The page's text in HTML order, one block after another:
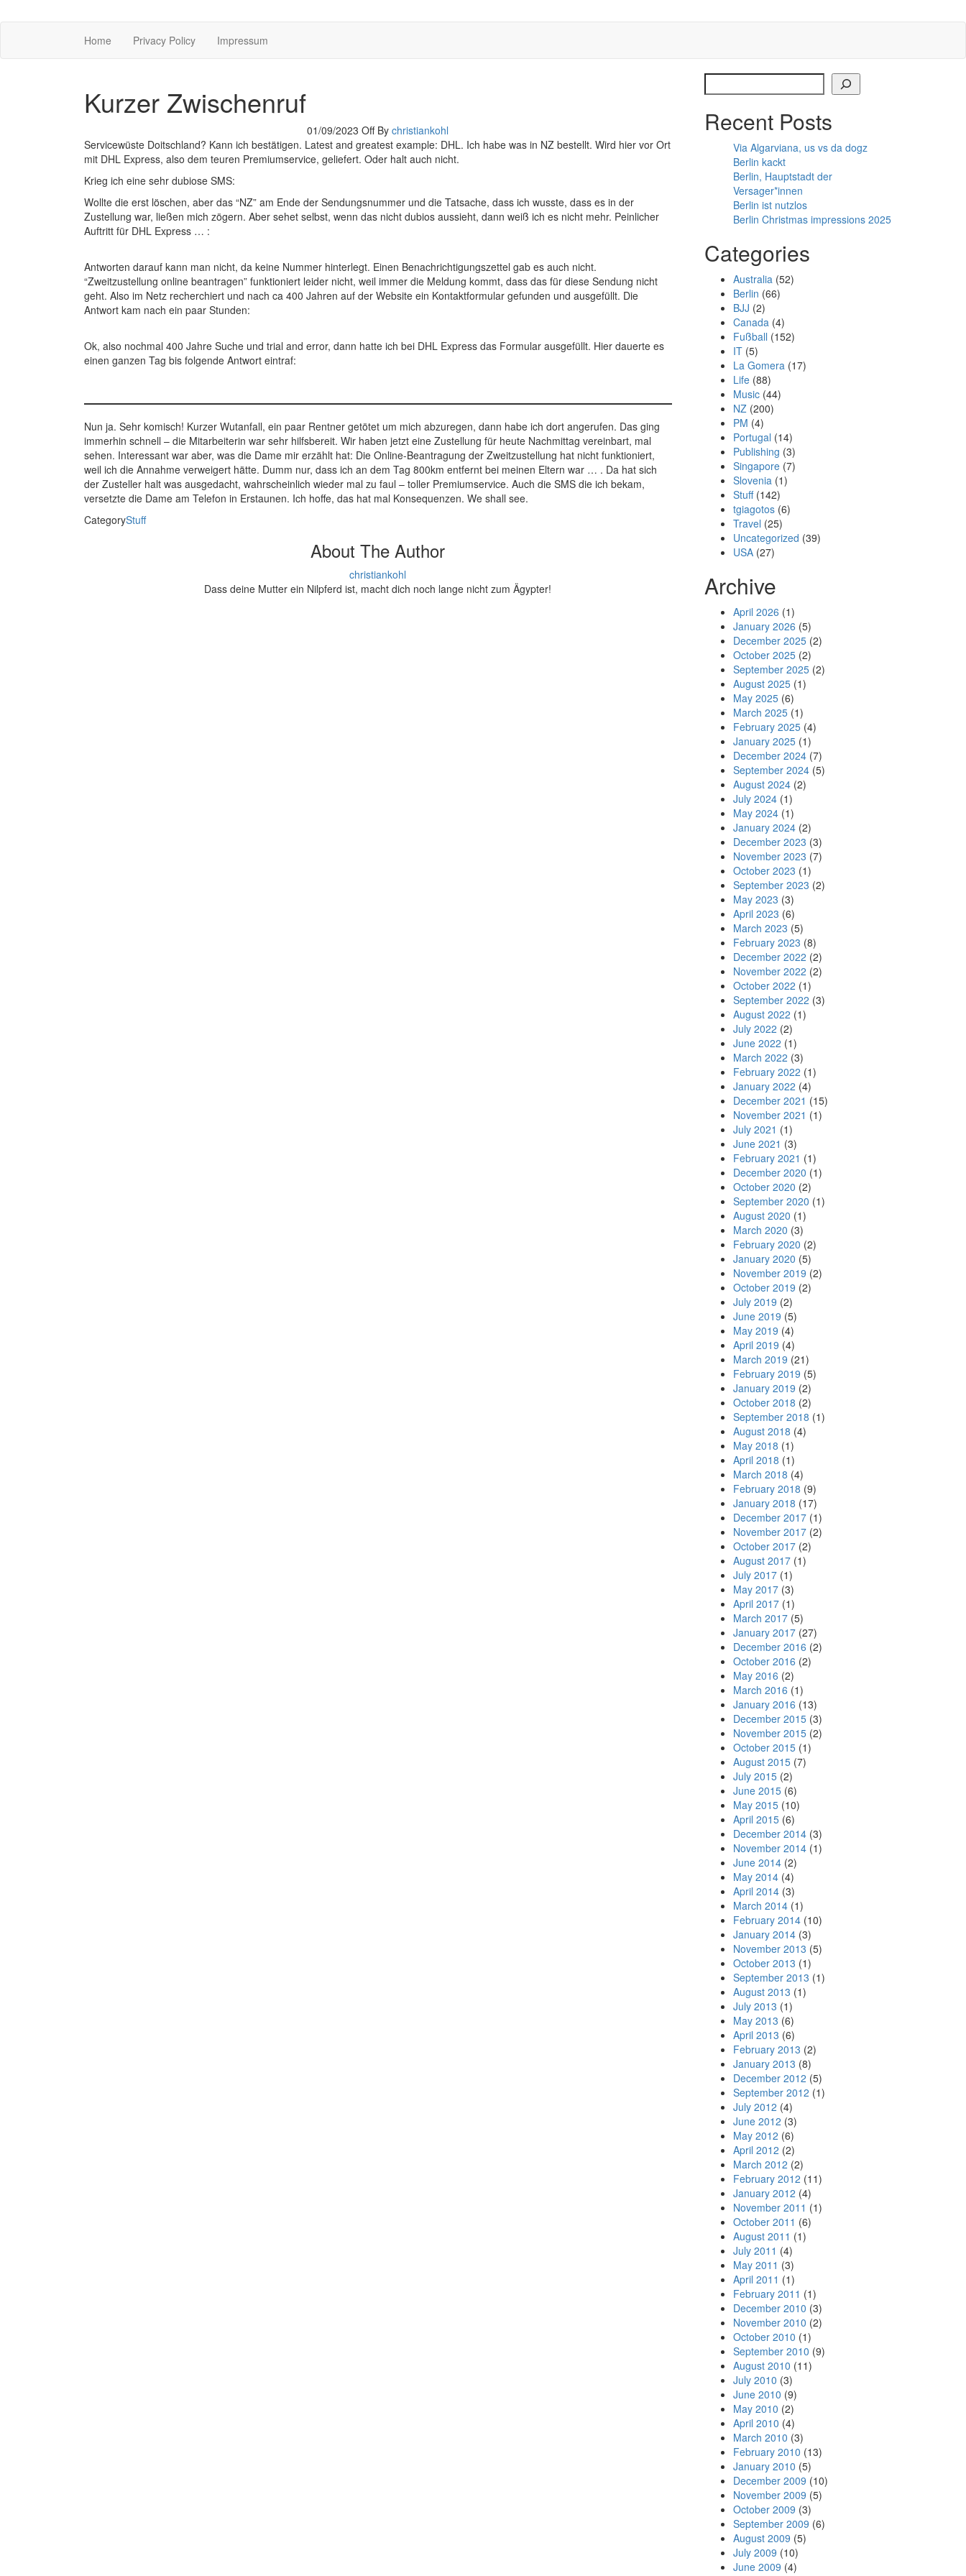
Home Privacy Policy Impressum
Kurzer Zwischenruf
01/09/2023Off By christiankohl
Servicewüste Doitschland? Kann ich bestätigen. Latest and greatest example: DHL. Ich habe was in NZ bestellt. Wird hier vor Ort
mit DHL Express, also dem teuren Premiumservice, geliefert. Oder halt auch nicht.
Krieg ich eine sehr dubiose SMS:
Wollte die erst löschen, aber das “NZ” am Ende der Sendungsnummer und die Tatsache, dass ich wusste, dass es in der
Zustellung war, ließen mich zögern. Aber sehet selbst, wenn das nicht dubios aussieht, dann weiß ich es nicht mehr. Peinlicher
Auftritt für DHL Express … :
Antworten darauf kann man nicht, da keine Nummer hinterlegt. Einen Benachrichtigungszettel gab es auch nicht.
“Zweitzustellung online beantragen” funktioniert leider nicht, weil immer die Meldung kommt, dass das für diese Sendung nicht
geht. Also im Netz recherchiert und nach ca 400 Jahren auf der Website ein Kontaktformular gefunden und ausgefüllt. Die
Antwort kam nach ein paar Stunden:
Ok, also nochmal 400 Jahre Suche und trial and error, dann hatte ich bei DHL Express das Formular ausgefüllt. Hier dauerte es
einen ganzen Tag bis folgende Antwort eintraf:
Nun ja. Sehr komisch! Kurzer Wutanfall, ein paar Rentner getötet um mich abzuregen, dann habe ich dort angerufen. Das ging
immerhin schnell – die Mitarbeiterin war sehr hilfsbereit. Wir haben jetzt eine Zustellung für heute Nachmittag vereinbart, mal
sehen. Interessant war aber, was die Dame mir erzählt hat: Die Online-Beantragung der Zweitzustellung hat nicht funktioniert,
weil ich die Annahme verweigert hätte. Dumm nur, dass ich an dem Tag 800km entfernt bei meinen Eltern war … . Da hat sich
der Zusteller halt was ausgedacht, wahrscheinlich wieder mal zu faul – toller Premiumservice. Auch die SMS die ich bekam,
versetzte die Dame am Telefon in Erstaunen. Ich hoffe, das hat mal Konsequenzen. We shall see.
CategoryStuff
About The Author
christiankohl
Dass deine Mutter ein Nilpferd ist, macht dich noch lange nicht zum Ägypter!
Recent Posts
Via Algarviana, us vs da dogz
Berlin kackt
Berlin, Hauptstadt der
Versager*innen
Berlin ist nutzlos
Berlin Christmas impressions 2025
Categories
Australia(52)
Berlin (66)
BJJ (2)
Canada(4)
Fußball (152)
IT(5)
La Gomera(17)
Life(88)
Music(44)
NZ(200)
PM (4)
Portugal (14)
Publishing (3)
Singapore(7)
Slovenia(1)
Stuff(142)
tgiagotos(6)
Travel (25)
Uncategorized (39)
USA(27)
Archive
April 2026 (1)
January 2026 (5)
December 2025(2)
October 2025(2)
September 2025(2)
August 2025(1)
May 2025(6)
March 2025(1)
February 2025(4)
January 2025(1)
December 2024(7)
September 2024(5)
August 2024(2)
July 2024(1)
May 2024(1)
January 2024(2)
December 2023 (3)
November 2023 (7)
October 2023 (1)
September 2023 (2)
May 2023 (3)
April 2023 (6)
March 2023 (5)
February 2023 (8)
December 2022 (2)
November 2022 (2)
October 2022 (1)
September 2022 (3)
August 2022 (1)
July 2022 (2)
June 2022 (1)
March 2022 (3)
February 2022 (1)
January 2022 (4)
December 2021 (15)
November 2021 (1)
July 2021 (1)
June 2021 (3)
February 2021 (1)
December 2020 (1)
October 2020 (2)
September 2020 (1)
August 2020 (1)
March 2020 (3)
February 2020 (2)
January 2020 (5)
November 2019 (2)
October 2019 (2)
July 2019 (2)
June 2019 (5)
May 2019 (4)
April 2019 (4)
March 2019 (21)
February 2019 (5)
January 2019 (2)
October 2018 (2)
September 2018 (1)
August 2018 (4)
May 2018 (1)
April 2018 (1)
March 2018 (4)
February 2018 (9)
January 2018 (17)
December 2017(1)
November 2017(2)
October 2017(2)
August 2017(1)
July 2017(1)
May 2017(3)
April 2017(1)
March 2017(5)
January 2017(27)
December 2016 (2)
October 2016 (2)
May 2016 (2)
March 2016 (1)
January 2016 (13)
December 2015(3)
November 2015(2)
October 2015(1)
August 2015(7)
July 2015(2)
June 2015(6)
May 2015(10)
April 2015(6)
December 2014(3)
November 2014(1)
June 2014(2)
May 2014(4)
April 2014(3)
March 2014(1)
February 2014(10)
January 2014(3)
November 2013 (5)
October 2013 (1)
September 2013 (1)
August 2013 (1)
July 2013 (1)
May 2013 (6)
April 2013 (6)
February 2013 (2)
January 2013 (8)
December 2012 (5)
September 2012 (1)
July 2012 (4)
June 2012 (3)
May 2012 (6)
April 2012 (2)
March 2012 (2)
February 2012 (11)
January 2012 (4)
November 2011 (1)
October 2011 (6)
August 2011 (1)
July 2011 (4)
May 2011 (3)
April 2011 (1)
February 2011 (1)
December 2010 (3)
November 2010 (2)
October 2010 (1)
September 2010 (9)
August 2010 (11)
July 2010 (3)
June 2010 (9)
May 2010 (2)
April 2010 (4)
March 2010 (3)
February 2010 (13)
January 2010 (5)
December 2009 (10)
November 2009 (5)
October 2009 (3)
September 2009 (6)
August 2009 (5)
July 2009 (10)
June 2009 (4)